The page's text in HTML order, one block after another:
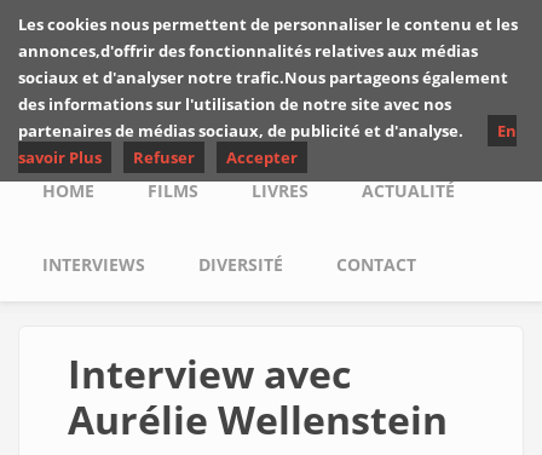
Skip to main content
Les critiques de
Yuyine
Main menu
HOME FILMS LIVRES ACTUALITÉ
INTERVIEWS DIVERSITÉ CONTACT
Interview avec
Aurélie Wellenstein
Les cookies nous permettent de personnaliser le contenu et les
annonces,d'offrir des fonctionnalités relatives aux médias
sociaux et d'analyser notre trafic.Nous partageons également
des informations sur l'utilisation de notre site avec nos
partenaires de médias sociaux, de publicité et d'analyse.
En
savoir Plus
Refuser Accepter